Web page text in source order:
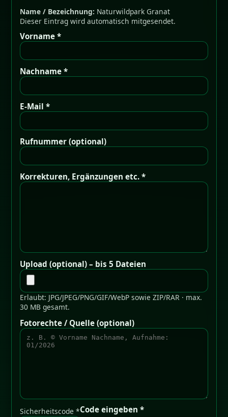
Name / Bezeichnung: Naturwildpark Granat
Dieser Eintrag wird automatisch mitgesendet.
Vorname *
Nachname *
E-Mail *
Rufnummer (optional)
Korrekturen, Ergänzungen etc. *
Upload (optional) – bis 5 Dateien
Erlaubt: JPG/JPEG/PNG/GIF/WebP sowie ZIP/RAR · max.
30 MB gesamt.
Fotorechte / Quelle (optional)
Sicherheitscode *Code eingeben *